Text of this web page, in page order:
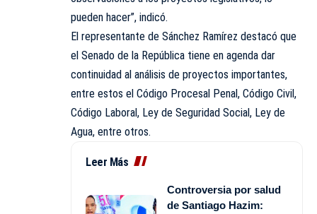
pueden hacer”, indicó.
El representante de Sánchez Ramírez destacó que
el Senado de la República tiene en agenda dar
continuidad al análisis de proyectos importantes,
entre estos el Código Procesal Penal, Código Civil,
Código Laboral, Ley de Seguridad Social, Ley de
Agua, entre otros.
Leer Más
Controversia por salud
de Santiago Hazim: